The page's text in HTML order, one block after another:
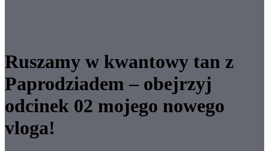
Ruszamy w kwantowy tan z
Paprodziadem – obejrzyj
odcinek 02 mojego nowego
vloga!